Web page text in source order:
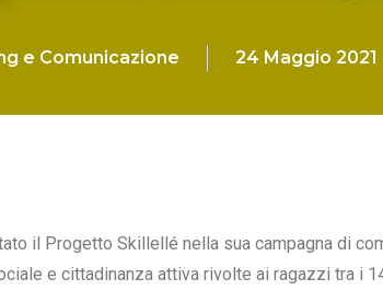
e Comunicazione 24 Maggio 2021
il Progetto Skillellé nella sua campagna di
e cittadinanza attiva rivolte ai ragazzi tra i